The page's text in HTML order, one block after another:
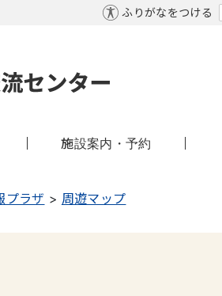
ふりがなをつける
施設案内・予約
プラザ 周遊マップ